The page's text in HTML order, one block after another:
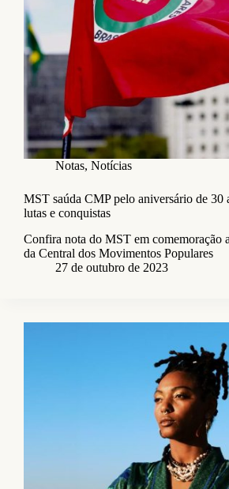
Notas, Notícias
MST saúda CMP pelo aniversário de 30
lutas e conquistas
Confira nota do MST em comemoração
da Central dos Movimentos Populares
27 de outubro de 2023